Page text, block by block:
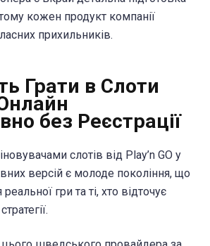
кожен продукт компанії
прихильників.
Грати в Слоти
без Реєстрації
слотів від Play’n GO у
версій є молоде покоління, що
гри та ті, хто відточує